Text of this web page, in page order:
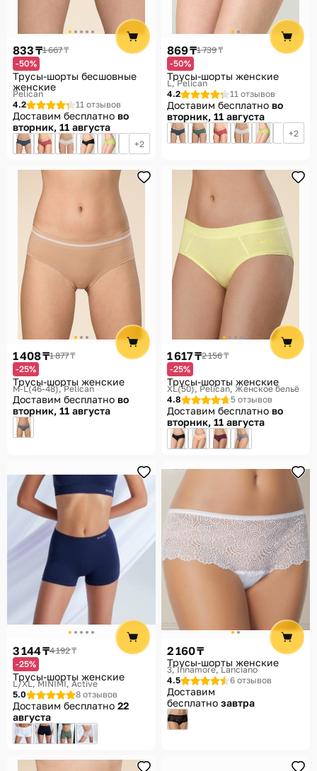
833 ₸1 667 ₸
-50%
Трусы-шорты бесшовные
женские
Pelican
4.2
11 отзывов
Доставим бесплатно во
вторник, 11 августа
2
869 ₸1 739 ₸
-50%
Трусы-шорты женские
L Pelican
4.2
11 отзывов
Доставим бесплатно во
вторник, 11 августа
2
1 408 ₸1 877 ₸
-25%
Трусы-шорты женские
M-L(46-48) Pelican
Доставим бесплатно во
вторник, 11 августа
1 617 ₸2 156 ₸
-25%
Трусы-шорты женские
XL(50) Pelican, Женское бельё
4.8
5 отзывов
Доставим бесплатно во
вторник, 11 августа
3 144 ₸4 192 ₸
-25%
Трусы-шорты женские
L/XL MINIMI, Active
5.0
8 отзывов
Доставим бесплатно 22
августа
2 160 ₸
Трусы-шорты женские
3 Innamore, Lanciano
4.5
6 отзывов
Доставим
бесплатно завтра